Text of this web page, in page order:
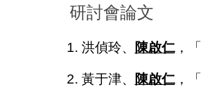
研討會論文
1. 洪偵玲、 陳啟仁，「
2. 黃于津、 陳啟仁，「